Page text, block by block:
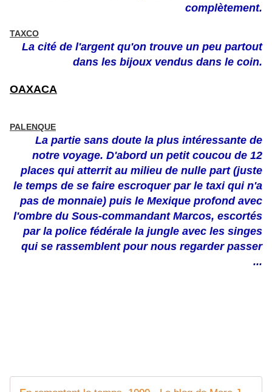
complètement.
TAXCO
La cité de l'argent qu'on trouve un peu partout
dans les bijoux vendus dans le coin.
OAXACA
PALENQUE
La partie sans doute la plus intéressante de
notre voyage. D'abord un petit coucou de 12
places qui atterrit au milieu de nulle part (juste
le temps de se faire escroquer par le taxi qui n'a
pas de monnaie) puis le Mexique profond avec
l'ombre du Sous-commandant Marcos, escortés
par la police fédérale la jungle avec les singes
qui se rassemblent pour nous regarder passer
...